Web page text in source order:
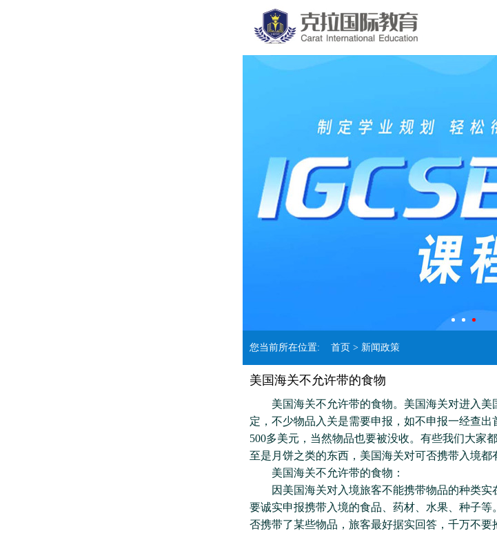
您当前所在位置: 首页 > 新闻政策
美国海关不允许带的食物
美国海关不允许带的食物。美国海关对进入美
定，不少物品入关是需要申报，如不申报一经查
500多美元，当然物品也要被没收。有些我们大家
至是月饼之类的东西，美国海关对可否携带入境都
美国海关不允许带的食物：
因美国海关对入境旅客不能携带物品的种类实
要诚实申报携带入境的食品、药材、水果、种子
否携带了某些物品，旅客最好据实回答，千万不